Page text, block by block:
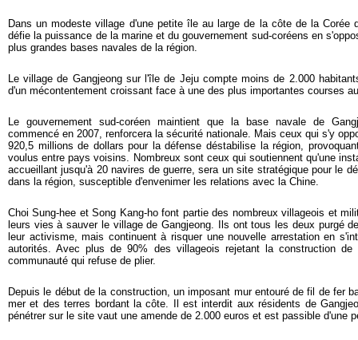
Dans un modeste village d'une petite île au large de la côte de la Corée
défie la puissance de la marine et du gouvernement sud-coréens en
plus grandes bases navales de la région.
Le village de Gangjeong sur l'île de Jeju compte moins de 2.000
d'un mécontentement croissant face à une des plus importantes courses
Le gouvernement sud-coréen maintient que la base navale de
commencé en 2007, renforcera la sécurité nationale. Mais ceux qui s'y
920,5 millions de dollars pour la défense déstabilise la région,
voulus entre pays voisins. Nombreux sont ceux qui soutiennent qu'une
accueillant jusqu'à 20 navires de guerre, sera un site stratégique pour le
dans la région, susceptible d'envenimer les relations avec la Chine.
Choi Sung-hee et Song Kang-ho font partie des nombreux villageois et
leurs vies à sauver le village de Gangjeong. Ils ont tous les deux purgé
leur activisme, mais continuent à risquer une nouvelle arrestation en
autorités. Avec plus de 90% des villageois rejetant la construction
communauté qui refuse de plier.
Depuis le début de la construction, un imposant mur entouré de fil de fer
mer et des terres bordant la côte. Il est interdit aux résidents de
pénétrer sur le site vaut une amende de 2.000 euros et est passible d'une